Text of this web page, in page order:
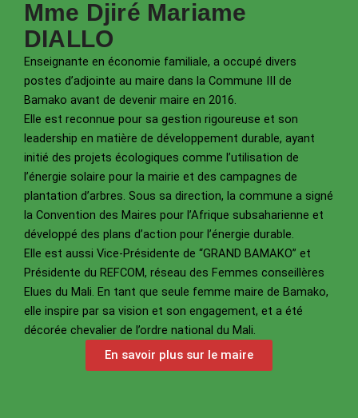
Mme Djiré Mariame
DIALLO
Enseignante en économie familiale, a occupé divers
postes d’adjointe au maire dans la Commune III de
Bamako avant de devenir maire en 2016.
Elle est reconnue pour sa gestion rigoureuse et son
leadership en matière de développement durable, ayant
initié des projets écologiques comme l’utilisation de
l’énergie solaire pour la mairie et des campagnes de
plantation d’arbres. Sous sa direction, la commune a signé
la Convention des Maires pour l’Afrique subsaharienne et
développé des plans d’action pour l’énergie durable.
Elle est aussi Vice-Présidente de “GRAND BAMAKO” et
Présidente du REFCOM, réseau des Femmes conseillères
Elues du Mali. En tant que seule femme maire de Bamako,
elle inspire par sa vision et son engagement, et a été
décorée chevalier de l’ordre national du Mali.
En savoir plus sur le maire